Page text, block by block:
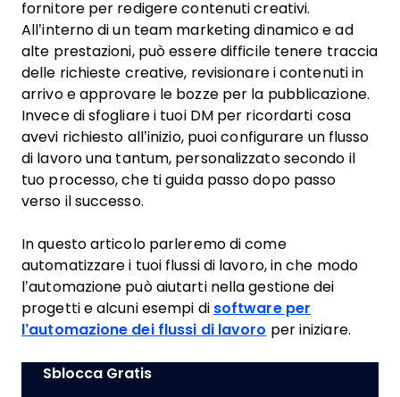
fornitore per redigere contenuti creativi.
All’interno di un team marketing dinamico e ad
alte prestazioni, può essere difficile tenere traccia
delle richieste creative, revisionare i contenuti in
arrivo e approvare le bozze per la pubblicazione.
Invece di sfogliare i tuoi DM per ricordarti cosa
avevi richiesto all’inizio, puoi configurare un flusso
di lavoro una tantum, personalizzato secondo il
tuo processo, che ti guida passo dopo passo
verso il successo.
In questo articolo parleremo di come
automatizzare i tuoi flussi di lavoro, in che modo
l’automazione può aiutarti nella gestione dei
progetti e alcuni esempi di software per
l’automazione dei flussi di lavoro per iniziare.
Sblocca Gratis